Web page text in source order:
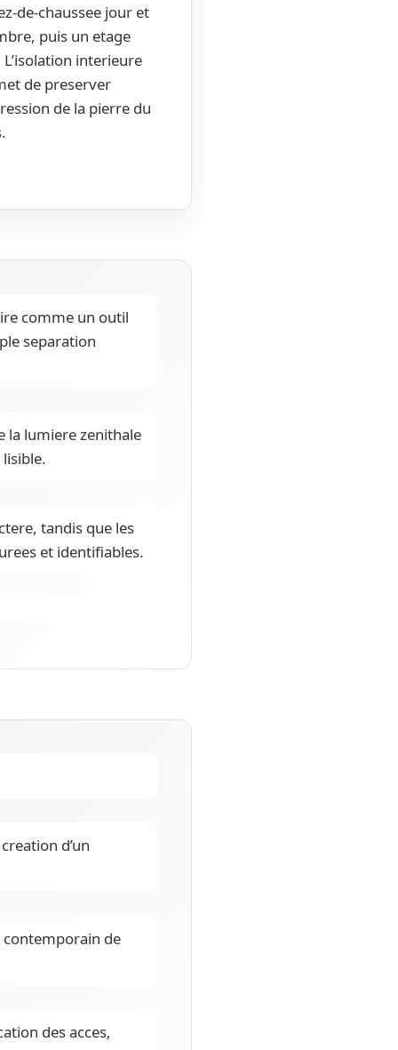
de-chaussee jour et
puis un etage
interieure
de preserver
de la pierre du
comme un outil
separation
la lumiere zenithale
tandis que les
et identifiables.
d’un
de
des acces,